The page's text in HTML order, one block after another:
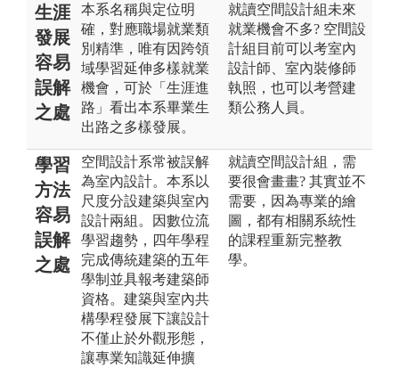
生涯
發展
容易
誤解
之處
本系名稱與定位明
確，對應職場就業類
別精準，唯有因跨領
域學習延伸多樣就業
機會，可於「生涯進
路」看出本系畢業生
出路之多樣發展。
就讀空間設計組未來
就業機會不多? 空間設
計組目前可以考室內
設計師、室內裝修師
執照，也可以考營建
類公務人員。
學習
方法
容易
誤解
之處
空間設計系常被誤解
為室內設計。本系以
尺度分設建築與室內
設計兩組。因數位流
學習趨勢，四年學程
完成傳統建築的五年
學制並具報考建築師
資格。建築與室內共
構學程發展下讓設計
不僅止於外觀形態，
讓專業知識延伸擴
就讀空間設計組，需
要很會畫畫? 其實並不
需要，因為專業的繪
圖，都有相關系統性
的課程重新完整教
學。